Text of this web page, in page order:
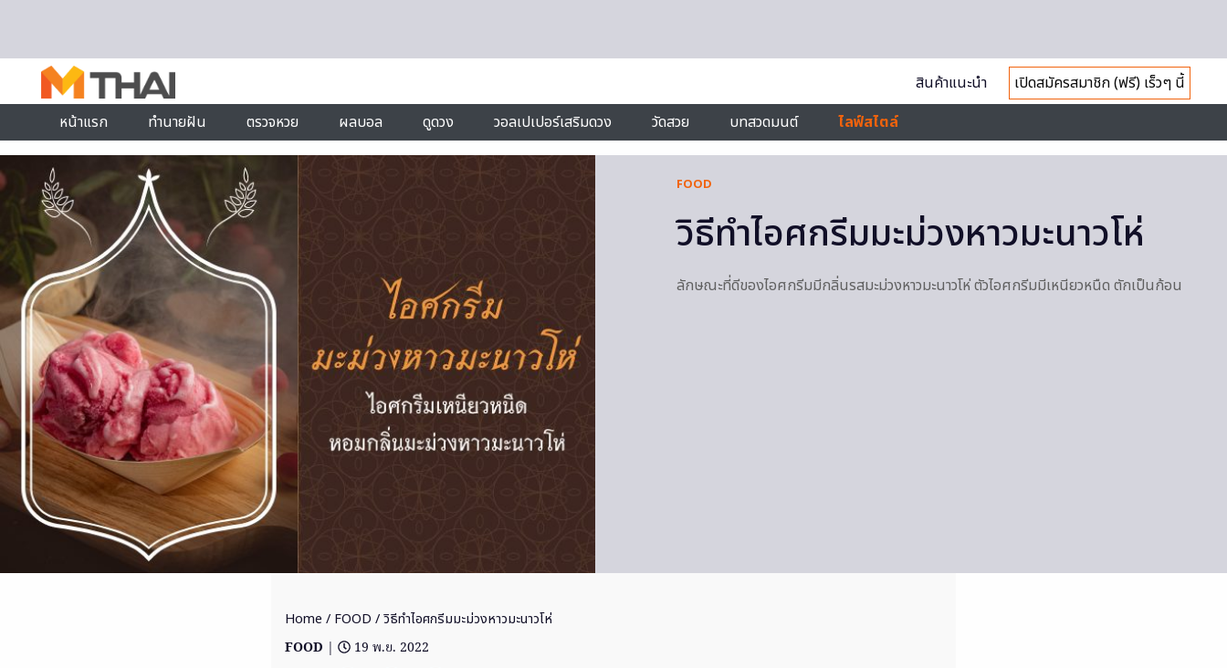
สินค้าแนะนำ
เปิดสมัครสมาชิก (ฟรี) เร็วๆ นี้
หน้าแรก
ทำนายฝัน ตรวจหวย ผลบอล ดูดวง วอลเปเปอร์เสริมดวง วัดสวย บทสวดมนต์ ไลฟ์สไตล์
FOOD
วิธีทำไอศกรีมมะม่วงหาวมะนาวโห่
ลักษณะที่ดีของไอศกรีมมีกลิ่นรสมะม่วงหาวมะนาวโห่ ตัวไอศกรีมมีเหนียวหนืด ตักเป็นก้อน
Home / FOOD / วิธีทำไอศกรีมมะม่วงหาวมะนาวโห่
FOOD |
19 พ.ย. 2022